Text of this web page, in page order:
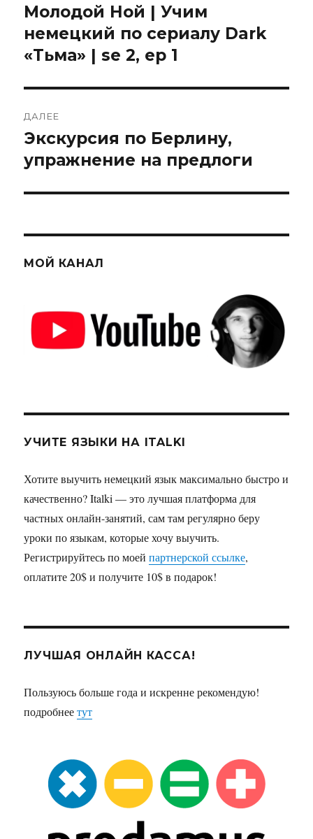
Предыдущая
запись:
Молодой Ной | Учим
немецкий по сериалу Dark
«Тьма» | se 2, ep 1
ДАЛЕЕ
Следующая
запись:
Экскурсия по Берлину,
упражнение на предлоги
МОЙ КАНАЛ
УЧИТЕ ЯЗЫКИ НА ITALKI
Хотите выучить немецкий язык максимально быстро и
качественно? Italki — это лучшая платформа для
частных онлайн-занятий, сам там регулярно беру
уроки по языкам, которые хочу выучить.
Регистрируйтесь по моейпартнерской ссылке,
оплатите 20$ и получите 10$ в подарок!
ЛУЧШАЯ ОНЛАЙН КАССА!
Пользуюсь больше года и искренне рекомендую!
подробнеетут